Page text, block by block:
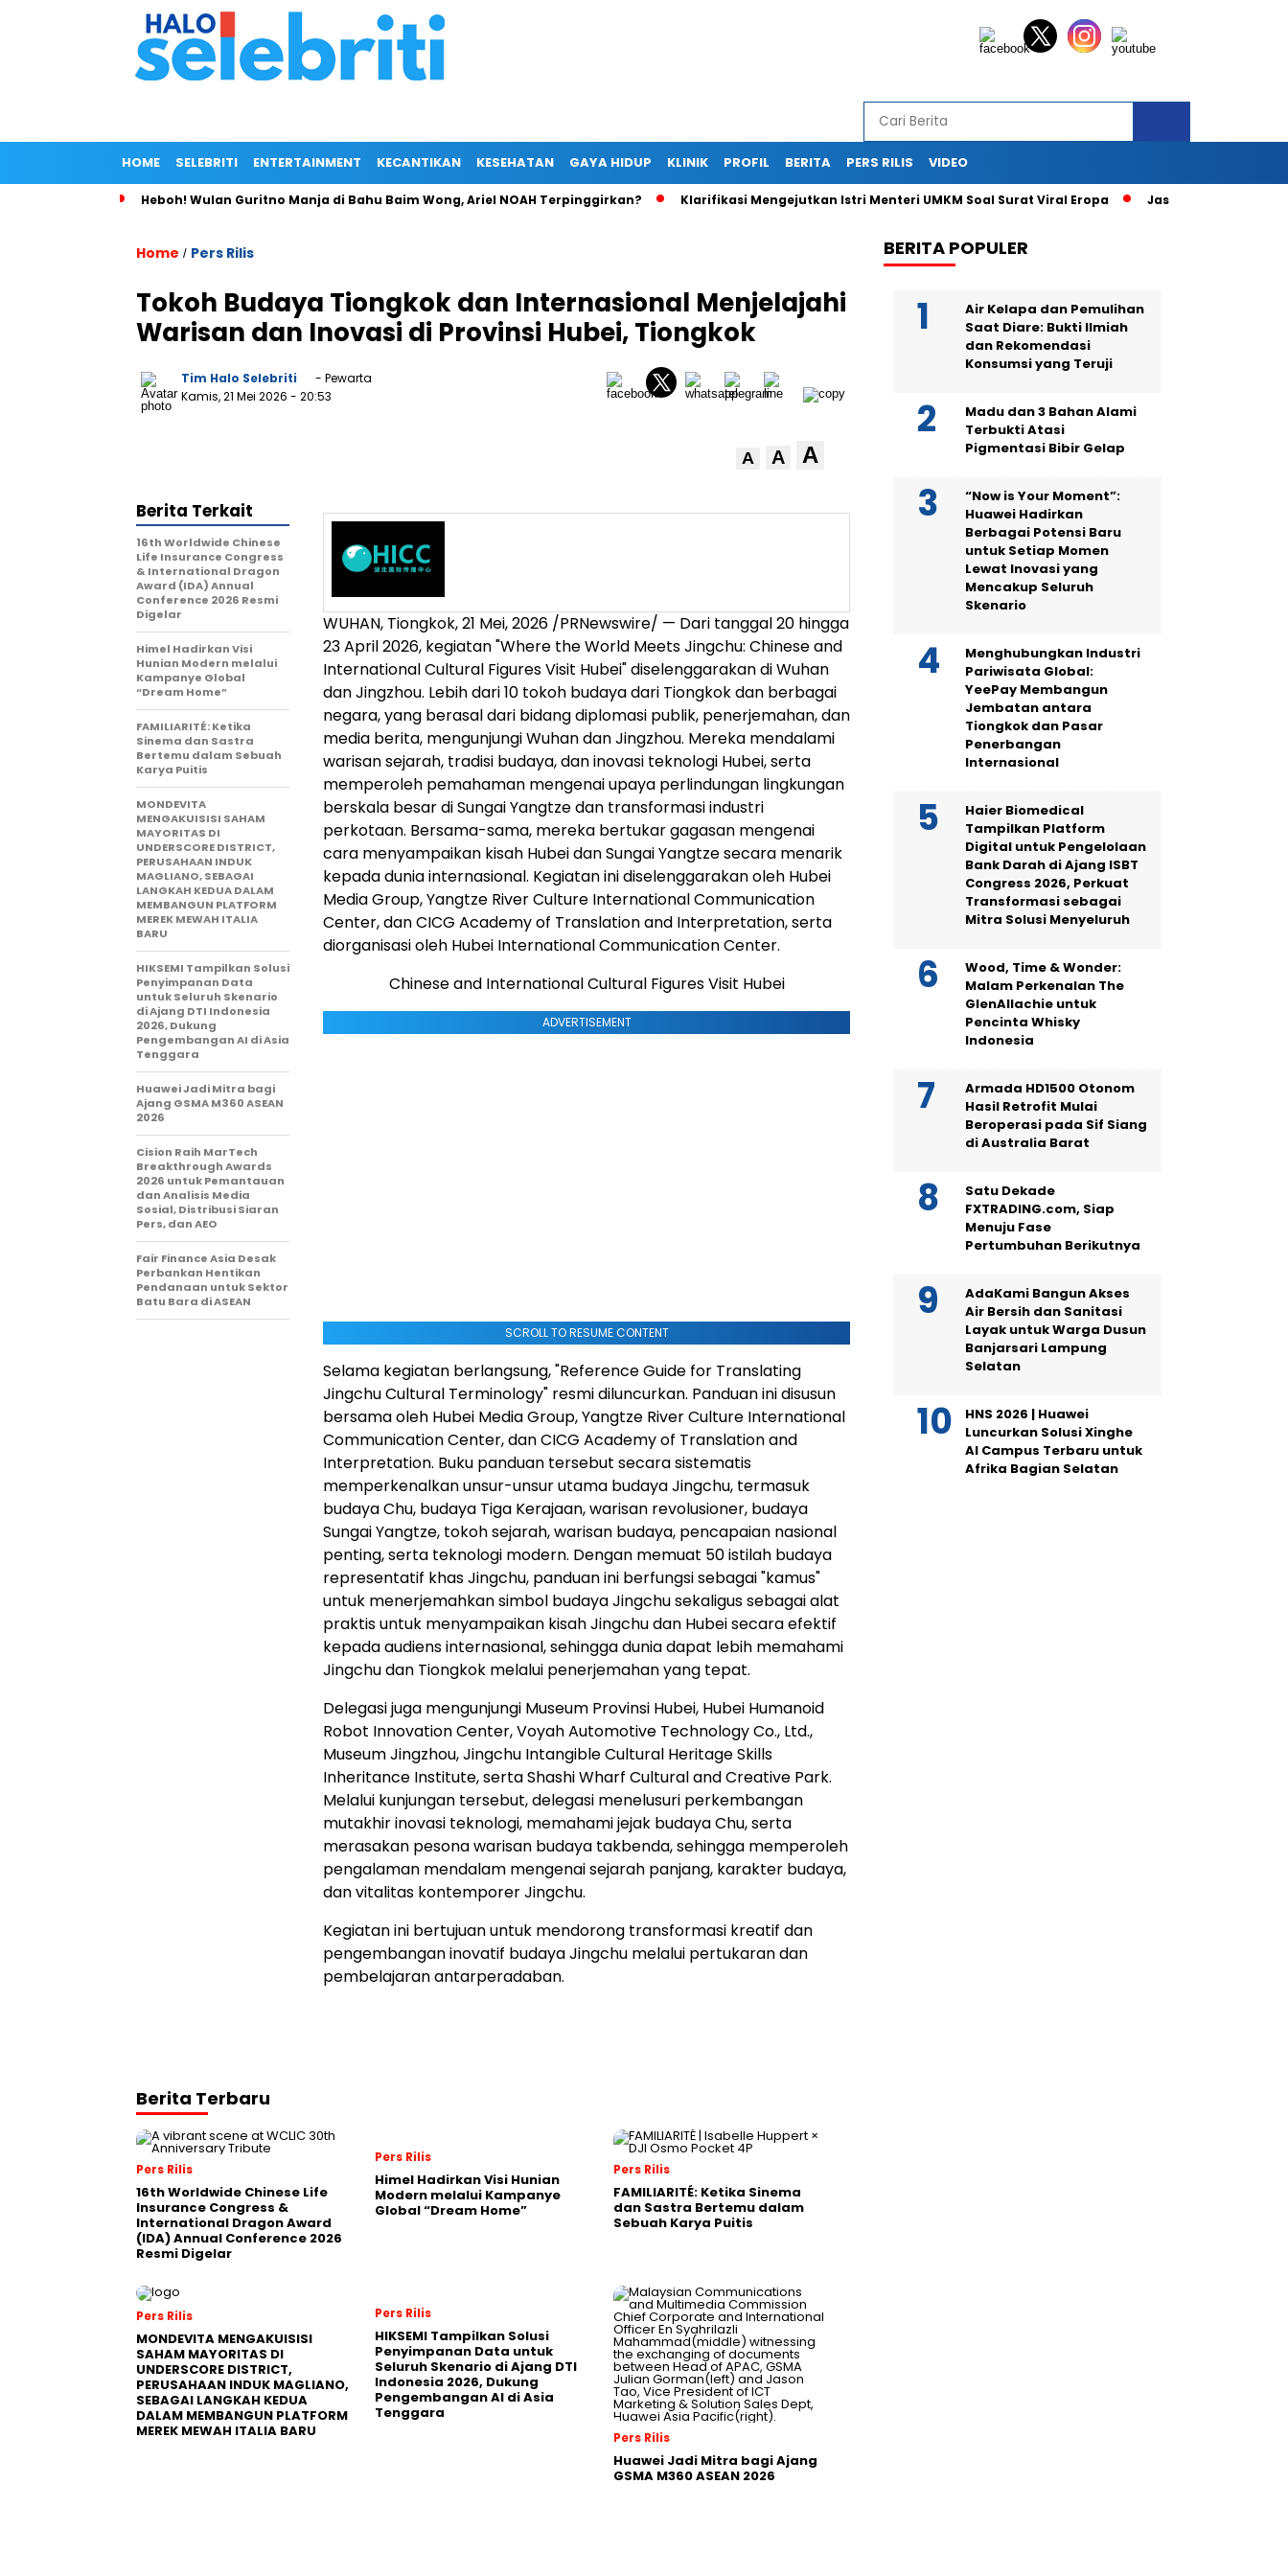
HOME SELEBRITI ENTERTAINMENT KECANTIKAN KESEHATAN GAYA HIDUP KLINIK PROFIL BERITA PERS RILIS VIDEO
Heboh! Wulan Guritno Manja di Bahu Baim Wong, Ariel NOAH Terpinggirkan? Klarifikasi Mengejutkan Istri Menteri UMKM Soal Surat Viral Eropa Jasa Siaran Pers
Home / Pers Rilis
Tokoh Budaya Tiongkok dan Internasional Menjelajahi
Warisan dan Inovasi di Provinsi Hubei, Tiongkok
Tim Halo Selebriti
- Pewarta
Kamis, 21 Mei 2026 - 20:53
A A A
WUHAN, Tiongkok,21 Mei, 2026 /PRNewswire/ — Dari tanggal 20 hingga
23 April 2026, kegiatan "Where the World Meets Jingchu: Chinese and
International Cultural Figures Visit Hubei" diselenggarakan di Wuhan
dan Jingzhou. Lebih dari 10 tokoh budaya dari Tiongkok dan berbagai
negara, yang berasal dari bidang diplomasi publik, penerjemahan, dan
media berita, mengunjungi Wuhan dan Jingzhou. Mereka mendalami
warisan sejarah, tradisi budaya, dan inovasi teknologi Hubei, serta
memperoleh pemahaman mengenai upaya perlindungan lingkungan
berskala besar di Sungai Yangtze dan transformasi industri
perkotaan. Bersama-sama, mereka bertukar gagasan mengenai
cara menyampaikan kisah Hubei dan Sungai Yangtze secara menarik
kepada dunia internasional. Kegiatan ini diselenggarakan oleh Hubei
Media Group, Yangtze River Culture International Communication
Center, dan CICG Academy of Translation and Interpretation, serta
diorganisasi oleh Hubei International Communication Center.
Chinese and International Cultural Figures Visit Hubei
ADVERTISEMENT
SCROLL TO RESUME CONTENT
Selama kegiatan berlangsung, "Reference Guide for Translating
Jingchu Cultural Terminology" resmi diluncurkan. Panduan ini disusun
bersama oleh Hubei Media Group, Yangtze River Culture International
Communication Center, dan CICG Academy of Translation and
Interpretation. Buku panduan tersebut secara sistematis
memperkenalkan unsur-unsur utama budaya Jingchu, termasuk
budaya Chu, budaya Tiga Kerajaan, warisan revolusioner, budaya
Sungai Yangtze, tokoh sejarah, warisan budaya, pencapaian nasional
penting, serta teknologi modern. Dengan memuat 50 istilah budaya
representatif khas Jingchu, panduan ini berfungsi sebagai "kamus"
untuk menerjemahkan simbol budaya Jingchu sekaligus sebagai alat
praktis untuk menyampaikan kisah Jingchu dan Hubei secara efektif
kepada audiens internasional, sehingga dunia dapat lebih memahami
Jingchu dan Tiongkok melalui penerjemahan yang tepat.
Delegasi juga mengunjungi Museum Provinsi Hubei, Hubei Humanoid
Robot Innovation Center, Voyah Automotive Technology Co., Ltd.,
Museum Jingzhou, Jingchu Intangible Cultural Heritage Skills
Inheritance Institute, serta Shashi Wharf Cultural and Creative Park.
Melalui kunjungan tersebut, delegasi menelusuri perkembangan
mutakhir inovasi teknologi, memahami jejak budaya Chu, serta
merasakan pesona warisan budaya takbenda, sehingga memperoleh
pengalaman mendalam mengenai sejarah panjang, karakter budaya,
dan vitalitas kontemporer Jingchu.
Kegiatan ini bertujuan untuk mendorong transformasi kreatif dan
pengembangan inovatif budaya Jingchu melalui pertukaran dan
pembelajaran antarperadaban.
Berita Terkait
16th Worldwide Chinese
Life Insurance Congress
& International Dragon
Award (IDA) Annual
Conference 2026 Resmi
Digelar
Himel Hadirkan Visi
Hunian Modern melalui
Kampanye Global
“Dream Home”
FAMILIARITÉ: Ketika
Sinema dan Sastra
Bertemu dalam Sebuah
Karya Puitis
MONDEVITA
MENGAKUISISI SAHAM
MAYORITAS DI
UNDERSCORE DISTRICT,
PERUSAHAAN INDUK
MAGLIANO, SEBAGAI
LANGKAH KEDUA DALAM
MEMBANGUN PLATFORM
MEREK MEWAH ITALIA
BARU
HIKSEMI Tampilkan Solusi
Penyimpanan Data
untuk Seluruh Skenario
di Ajang DTI Indonesia
2026, Dukung
Pengembangan AI di Asia
Tenggara
Huawei Jadi Mitra bagi
Ajang GSMA M360 ASEAN
2026
Cision Raih MarTech
Breakthrough Awards
2026 untuk Pemantauan
dan Analisis Media
Sosial, Distribusi Siaran
Pers, dan AEO
Fair Finance Asia Desak
Perbankan Hentikan
Pendanaan untuk Sektor
Batu Bara di ASEAN
Berita Terbaru
Pers Rilis
16th Worldwide Chinese Life
Insurance Congress &
International Dragon Award
(IDA) Annual Conference 2026
Resmi Digelar
Pers Rilis
Himel Hadirkan Visi Hunian
Modern melalui Kampanye
Global “Dream Home”
Pers Rilis
FAMILIARITÉ: Ketika Sinema
dan Sastra Bertemu dalam
Sebuah Karya Puitis
Pers Rilis
MONDEVITA MENGAKUISISI
SAHAM MAYORITAS DI
UNDERSCORE DISTRICT,
PERUSAHAAN INDUK MAGLIANO,
SEBAGAI LANGKAH KEDUA
DALAM MEMBANGUN PLATFORM
MEREK MEWAH ITALIA BARU
Pers Rilis
HIKSEMI Tampilkan Solusi
Penyimpanan Data untuk
Seluruh Skenario di Ajang DTI
Indonesia 2026, Dukung
Pengembangan AI di Asia
Tenggara
Pers Rilis
Huawei Jadi Mitra bagi Ajang
GSMA M360 ASEAN 2026
BERITA POPULER
Air Kelapa dan Pemulihan
Saat Diare: Bukti Ilmiah
dan Rekomendasi
Konsumsi yang Teruji
Madu dan 3 Bahan Alami
Terbukti Atasi
Pigmentasi Bibir Gelap
“Now is Your Moment”:
Huawei Hadirkan
Berbagai Potensi Baru
untuk Setiap Momen
Lewat Inovasi yang
Mencakup Seluruh
Skenario
Menghubungkan Industri
Pariwisata Global:
YeePay Membangun
Jembatan antara
Tiongkok dan Pasar
Penerbangan
Internasional
Haier Biomedical
Tampilkan Platform
Digital untuk Pengelolaan
Bank Darah di Ajang ISBT
Congress 2026, Perkuat
Transformasi sebagai
Mitra Solusi Menyeluruh
Wood, Time & Wonder:
Malam Perkenalan The
GlenAllachie untuk
Pencinta Whisky
Indonesia
Armada HD1500 Otonom
Hasil Retrofit Mulai
Beroperasi pada Sif Siang
di Australia Barat
Satu Dekade
FXTRADING.com, Siap
Menuju Fase
Pertumbuhan Berikutnya
AdaKami Bangun Akses
Air Bersih dan Sanitasi
Layak untuk Warga Dusun
Banjarsari Lampung
Selatan
HNS 2026 | Huawei
Luncurkan Solusi Xinghe
AI Campus Terbaru untuk
Afrika Bagian Selatan